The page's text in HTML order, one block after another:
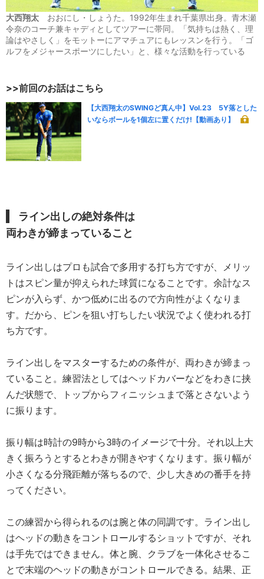
大西翔太 おおにし・しょうた。1992年生まれ千葉県出身。青木瀬
令奈のコーチ兼キャディとしてツアーに帯同。「気持ちは熱く、理
論はやさしく」をモットーにアマチュアにもレッスンを行う。「ゴ
ルフをメジャースポーツにしたい」と、様々な活動を行っている
>>前回のお話はこちら
【大西翔太のSWINGど真ん中】Vol.23 5Y落とした
いならボールを1個左に置くだけ!【動画あり】
ライン出しの絶対条件は
両わきが締まっていること
ライン出しはプロも試合で多用する打ち方ですが、メリッ
トはスピン量が抑えられた球質になることです。余計なス
ピンが入らず、かつ低めに出るので方向性がよくなりま
す。だから、ピンを狙い打ちしたい状況でよく使われる打
ち方です。
ライン出しをマスターするための条件が、両わきが締まっ
ていること。練習法としてはヘッドカバーなどをわきに挟
んだ状態で、トップからフィニッシュまで落とさないよう
に振ります。
振り幅は時計の9時から3時のイメージで十分。それ以上大
きく振ろうとするとわきが開きやすくなります。振り幅が
小さくなる分飛距離が落ちるので、少し大きめの番手を持
ってください。
この練習から得られるのは腕と体の同調です。ライン出し
はヘッドの動きをコントロールするショットですが、それ
は手先ではできません。体と腕、クラブを一体化させるこ
とで末端のヘッドの動きがコントロールできる。結果、正